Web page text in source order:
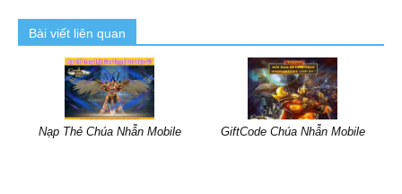
Bài viết liên quan
Nạp Thẻ Chúa Nhẫn Mobile GiftCode Chúa Nhẫn Mobile